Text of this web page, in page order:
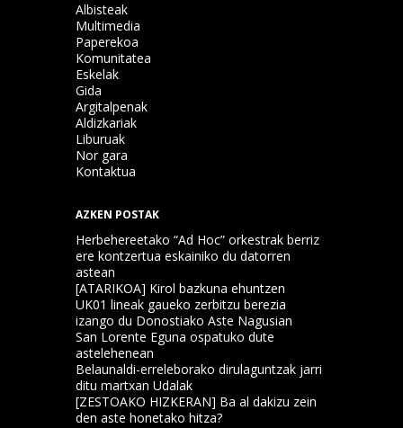
Albisteak
Multimedia
Paperekoa
Komunitatea
Eskelak
Gida
Argitalpenak
Aldizkariak
Liburuak
Nor gara
Kontaktua
AZKEN POSTAK
Herbehereetako “Ad Hoc” orkestrak berriz
ere kontzertua eskainiko du datorren
astean
[ATARIKOA] Kirol bazkuna ehuntzen
UK01 lineak gaueko zerbitzu berezia
izango du Donostiako Aste Nagusian
San Lorente Eguna ospatuko dute
astelehenean
Belaunaldi-erreleborako dirulaguntzak jarri
ditu martxan Udalak
[ZESTOAKO HIZKERAN] Ba al dakizu zein
den aste honetako hitza?